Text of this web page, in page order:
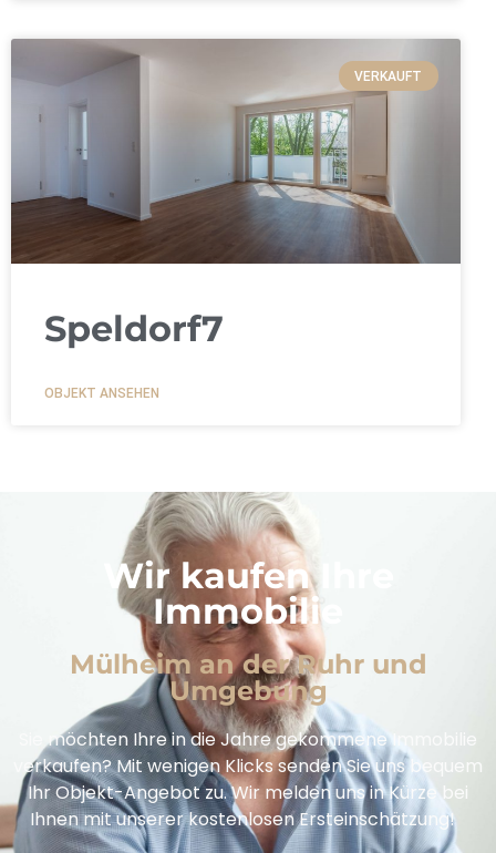
VERKAUFT
Speldorf7
OBJEKT ANSEHEN
Wir kaufen Ihre
Immobilie
Mülheim an der Ruhr und
Umgebung
Sie möchten Ihre in die Jahre gekommene Immobilie
verkaufen? Mit wenigen Klicks senden Sie uns bequem
Ihr Objekt-Angebot zu. Wir melden uns in Kürze bei
Ihnen mit unserer kostenlosen Ersteinschätzung!